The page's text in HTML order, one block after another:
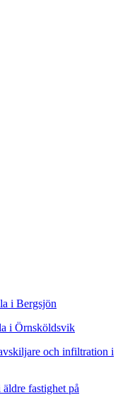
i Bergsjön
i Örnsköldsvik
och infiltration i
fastighet på